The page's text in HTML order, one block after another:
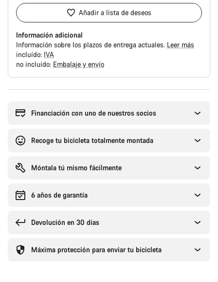
Añadir a lista de deseos
Información adicional
Información sobre los plazos de entrega actuales. Leer más
incluído: IVA
no incluído: Embalaje y envío
compra
Financiación con uno de nuestros socios
Recoge tu bicicleta totalmente montada
Móntala tú mismo fácilmente
6 años de garantía
Devolución en 30 días
Máxima protección para enviar tu bicicleta